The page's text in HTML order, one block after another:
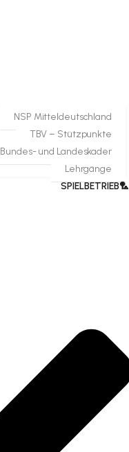
NSP Mitteldeutschland
TBV – Stützpunkte
Bundes- und Landeskader
Lehrgänge
SPIELBETRIEB🏸